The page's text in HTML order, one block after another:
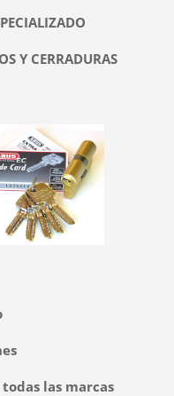
Y CERRADURAS
las marcas